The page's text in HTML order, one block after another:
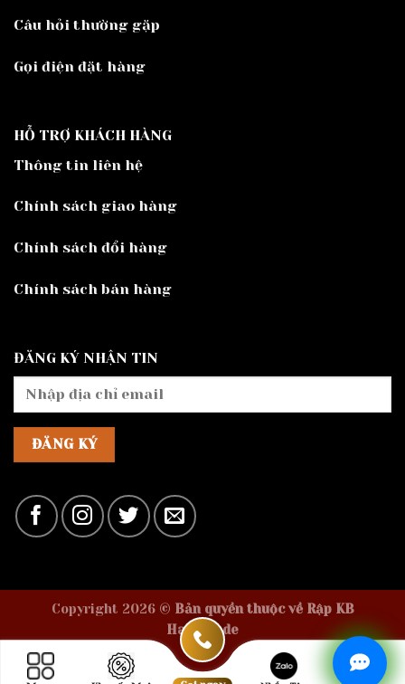
Câu hỏi thường gặp
Gọi điện đặt hàng
HỖ TRỢ KHÁCH HÀNG
Thông tin liên hệ
Chính sách giao hàng
Chính sách đổi hàng
Chính sách bán hàng
ĐĂNG KÝ NHẬN TIN
Copyright 2026 © Bản quyền thuộc về Rập KB
Handmade